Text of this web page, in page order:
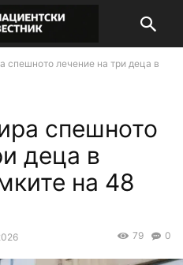
спешното лечение на три деца в
спешното
деца в
на 48
0
79